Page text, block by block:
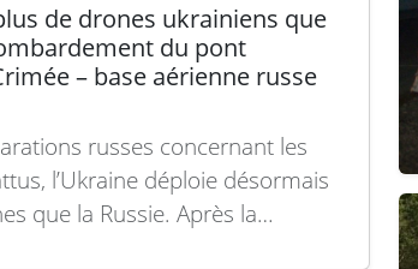
de drones ukrainiens que
du pont
– base aérienne russe
russes concernant les
l’Ukraine déploie désormais
que la Russie. Après la